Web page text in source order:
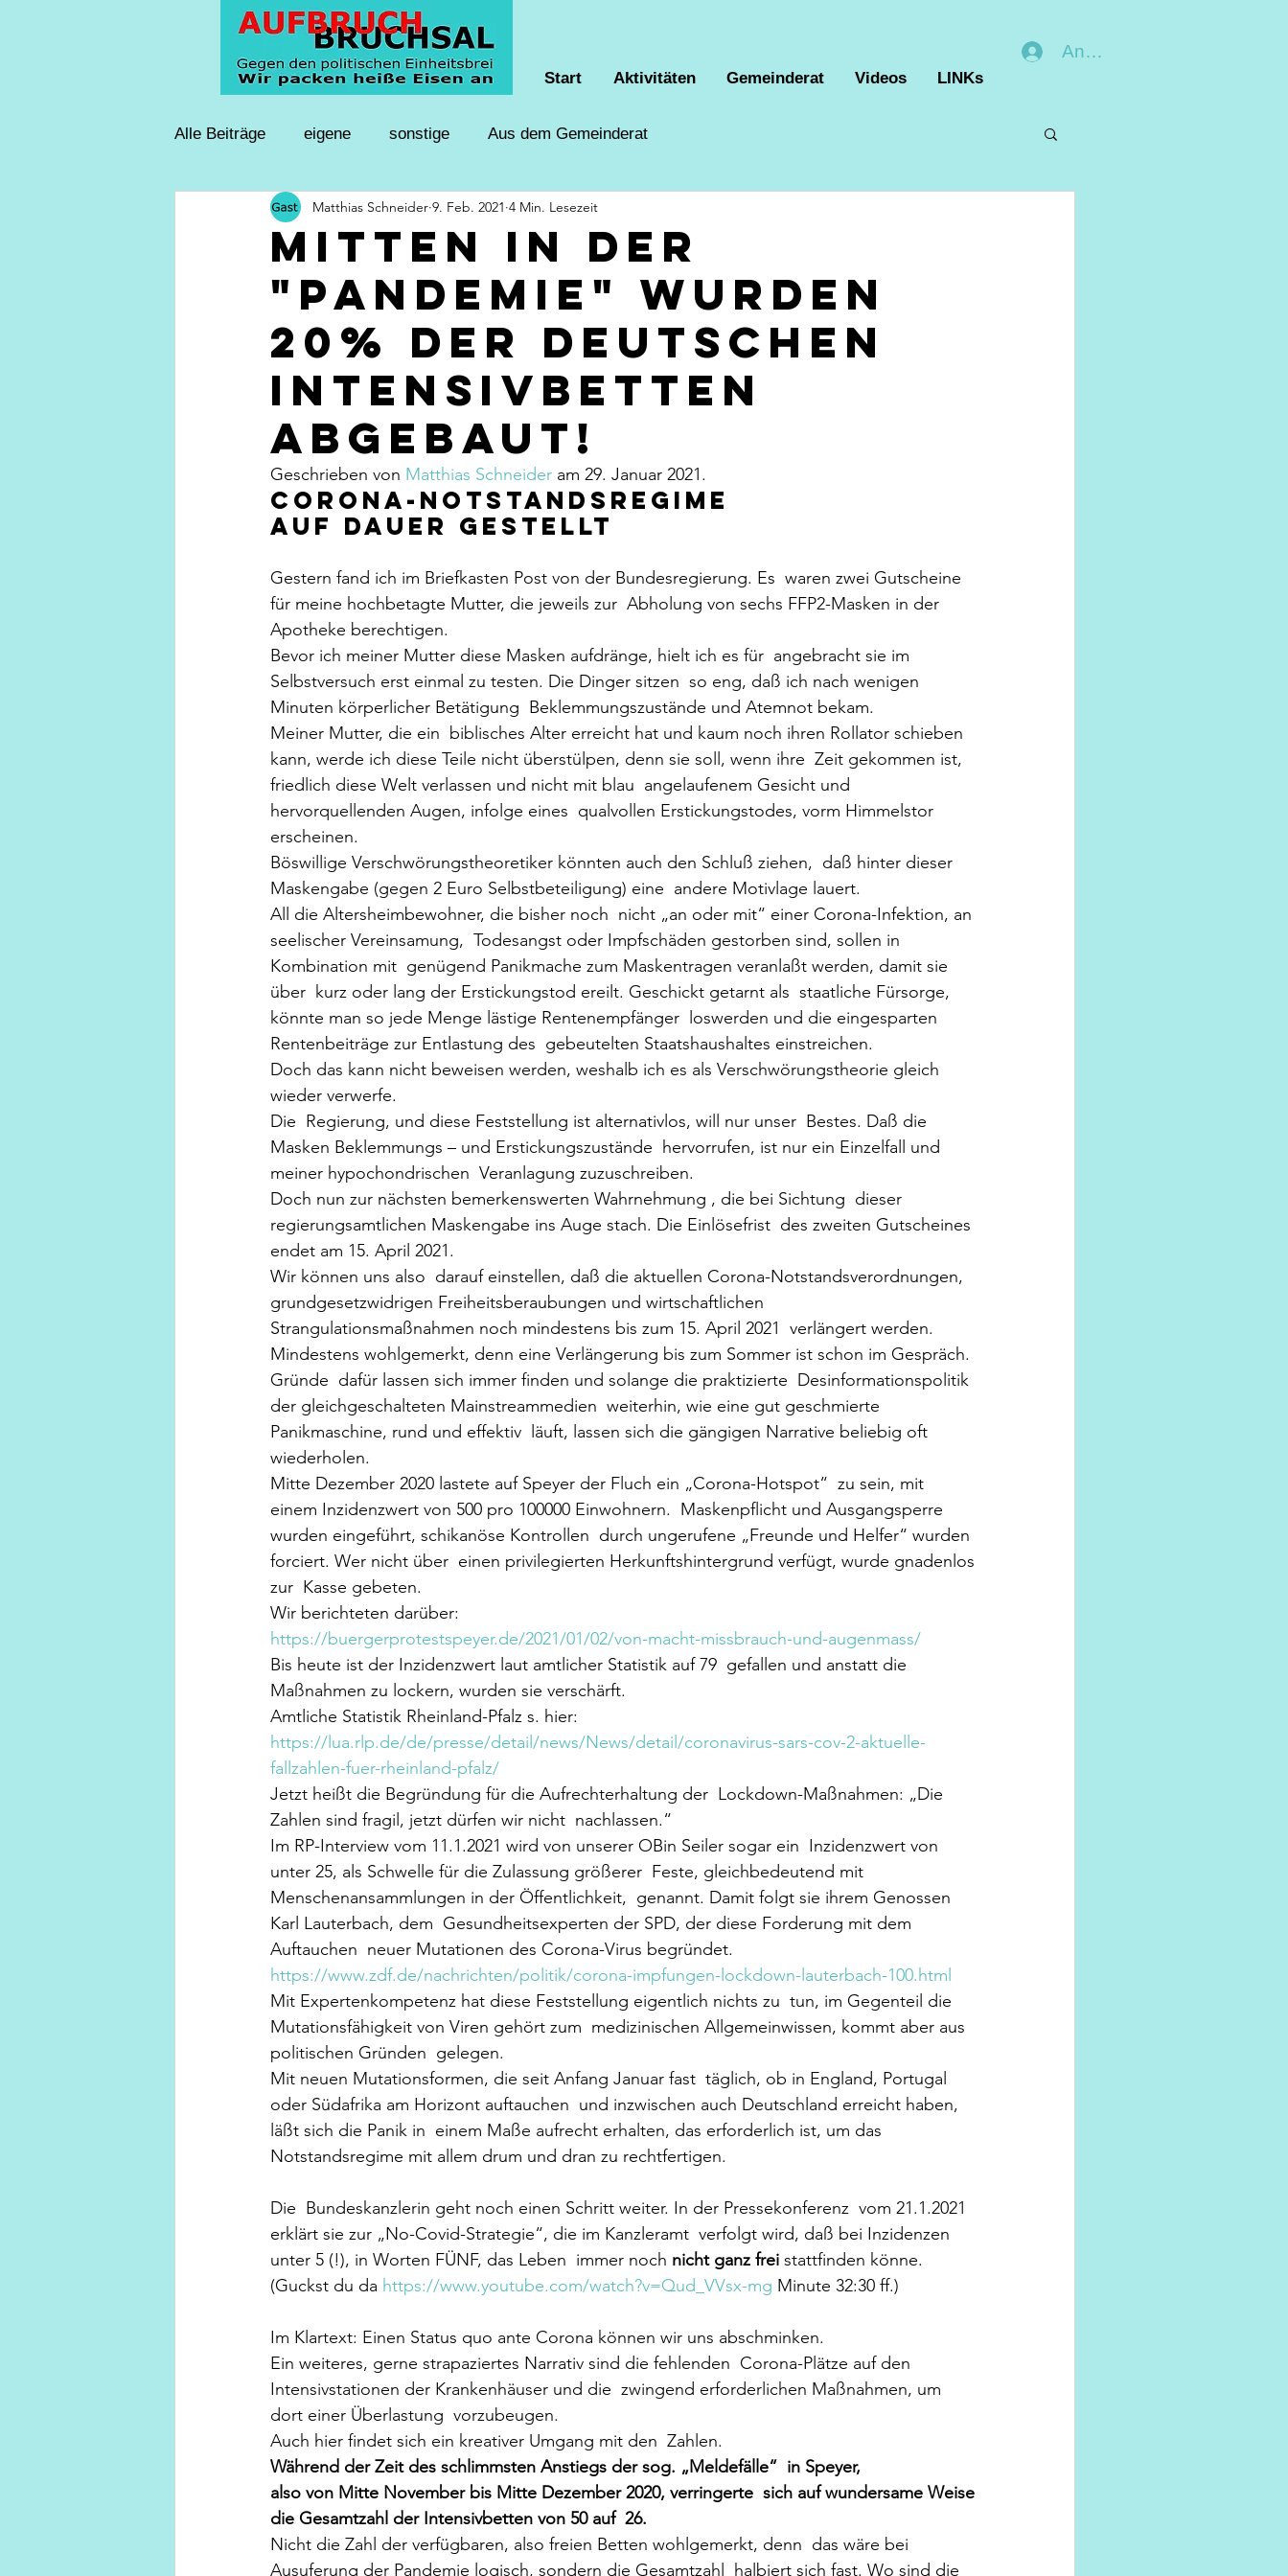
Start Aktivitäten Gemeinderat Videos LINKs
Anmelden
Alle Beiträge eigene sonstige Aus dem Gemeinderat
Mitten in der
"Pandemie" wurden
20% der deutschen
Intensivbetten
abgebaut!
Matthias Schneider 9. Feb. 2021 4 Min. Lesezeit
Geschrieben von Matthias Schneider am 29. Januar 2021.
Corona-Notstandsregime
auf Dauer gestellt
Gestern fand ich im Briefkasten Post von der Bundesregierung. Es  waren zwei Gutscheine
für meine hochbetagte Mutter, die jeweils zur  Abholung von sechs FFP2-Masken in der
Apotheke berechtigen.
Bevor ich meiner Mutter diese Masken aufdränge, hielt ich es für  angebracht sie im
Selbstversuch erst einmal zu testen. Die Dinger sitzen  so eng, daß ich nach wenigen
Minuten körperlicher Betätigung  Beklemmungszustände und Atemnot bekam.
Meiner Mutter, die ein  biblisches Alter erreicht hat und kaum noch ihren Rollator schieben
kann, werde ich diese Teile nicht überstülpen, denn sie soll, wenn ihre  Zeit gekommen ist,
friedlich diese Welt verlassen und nicht mit blau  angelaufenem Gesicht und
hervorquellenden Augen, infolge eines  qualvollen Erstickungstodes, vorm Himmelstor
erscheinen.
Böswillige Verschwörungstheoretiker könnten auch den Schluß ziehen,  daß hinter dieser
Maskengabe (gegen 2 Euro Selbstbeteiligung) eine  andere Motivlage lauert.
All die Altersheimbewohner, die bisher noch  nicht „an oder mit“ einer Corona-Infektion, an
seelischer Vereinsamung,  Todesangst oder Impfschäden gestorben sind, sollen in
Kombination mit  genügend Panikmache zum Maskentragen veranlaßt werden, damit sie
über  kurz oder lang der Erstickungstod ereilt. Geschickt getarnt als  staatliche Fürsorge,
könnte man so jede Menge lästige Rentenempfänger  loswerden und die eingesparten
Rentenbeiträge zur Entlastung des  gebeutelten Staatshaushaltes einstreichen.
Doch das kann nicht beweisen werden, weshalb ich es als Verschwörungstheorie gleich
wieder verwerfe.
Die  Regierung, und diese Feststellung ist alternativlos, will nur unser  Bestes. Daß die
Masken Beklemmungs – und Erstickungszustände  hervorrufen, ist nur ein Einzelfall und
meiner hypochondrischen  Veranlagung zuzuschreiben.
Doch nun zur nächsten bemerkenswerten Wahrnehmung , die bei Sichtung  dieser
regierungsamtlichen Maskengabe ins Auge stach. Die Einlösefrist  des zweiten Gutscheines
endet am 15. April 2021.
Wir können uns also  darauf einstellen, daß die aktuellen Corona-Notstandsverordnungen,
grundgesetzwidrigen Freiheitsberaubungen und wirtschaftlichen
Strangulationsmaßnahmen noch mindestens bis zum 15. April 2021  verlängert werden.
Mindestens wohlgemerkt, denn eine Verlängerung bis zum Sommer ist schon im Gespräch.
Gründe  dafür lassen sich immer finden und solange die praktizierte  Desinformationspolitik
der gleichgeschalteten Mainstreammedien  weiterhin, wie eine gut geschmierte
Panikmaschine, rund und effektiv  läuft, lassen sich die gängigen Narrative beliebig oft
wiederholen.
Mitte Dezember 2020 lastete auf Speyer der Fluch ein „Corona-Hotspot“  zu sein, mit
einem Inzidenzwert von 500 pro 100000 Einwohnern.  Maskenpflicht und Ausgangsperre
wurden eingeführt, schikanöse Kontrollen  durch ungerufene „Freunde und Helfer“ wurden
forciert. Wer nicht über  einen privilegierten Herkunftshintergrund verfügt, wurde gnadenlos
zur  Kasse gebeten.
Wir berichteten darüber:
https://buergerprotestspeyer.de/2021/01/02/von-macht-missbrauch-und-augenmass/
Bis heute ist der Inzidenzwert laut amtlicher Statistik auf 79  gefallen und anstatt die
Maßnahmen zu lockern, wurden sie verschärft.
Amtliche Statistik Rheinland-Pfalz s. hier:
https://lua.rlp.de/de/presse/detail/news/News/detail/coronavirus-sars-cov-2-aktuelle-
fallzahlen-fuer-rheinland-pfalz/
Jetzt heißt die Begründung für die Aufrechterhaltung der  Lockdown-Maßnahmen: „Die
Zahlen sind fragil, jetzt dürfen wir nicht  nachlassen.“
Im RP-Interview vom 11.1.2021 wird von unserer OBin Seiler sogar ein  Inzidenzwert von
unter 25, als Schwelle für die Zulassung größerer  Feste, gleichbedeutend mit
Menschenansammlungen in der Öffentlichkeit,  genannt. Damit folgt sie ihrem Genossen
Karl Lauterbach, dem  Gesundheitsexperten der SPD, der diese Forderung mit dem
Auftauchen  neuer Mutationen des Corona-Virus begründet.
https://www.zdf.de/nachrichten/politik/corona-impfungen-lockdown-lauterbach-100.html
Mit Expertenkompetenz hat diese Feststellung eigentlich nichts zu  tun, im Gegenteil die
Mutationsfähigkeit von Viren gehört zum  medizinischen Allgemeinwissen, kommt aber aus
politischen Gründen  gelegen.
Mit neuen Mutationsformen, die seit Anfang Januar fast  täglich, ob in England, Portugal
oder Südafrika am Horizont auftauchen  und inzwischen auch Deutschland erreicht haben,
läßt sich die Panik in  einem Maße aufrecht erhalten, das erforderlich ist, um das
Notstandsregime mit allem drum und dran zu rechtfertigen.
Die  Bundeskanzlerin geht noch einen Schritt weiter. In der Pressekonferenz  vom 21.1.2021
erklärt sie zur „No-Covid-Strategie“, die im Kanzleramt  verfolgt wird, daß bei Inzidenzen
unter 5 (!), in Worten FÜNF, das Leben  immer noch nicht ganz frei stattfinden könne.
(Guckst du da https://www.youtube.com/watch?v=Qud_VVsx-mg Minute 32:30 ff.)
Im Klartext: Einen Status quo ante Corona können wir uns abschminken.
Ein weiteres, gerne strapaziertes Narrativ sind die fehlenden  Corona-Plätze auf den
Intensivstationen der Krankenhäuser und die  zwingend erforderlichen Maßnahmen, um
dort einer Überlastung  vorzubeugen.
Auch hier findet sich ein kreativer Umgang mit den  Zahlen.
Während der Zeit des schlimmsten Anstiegs der sog. „Meldefälle“  in Speyer,
also von Mitte November bis Mitte Dezember 2020, verringerte  sich auf wundersame Weise
die Gesamtzahl der Intensivbetten von 50 auf  26.
Nicht die Zahl der verfügbaren, also freien Betten wohlgemerkt, denn  das wäre bei
Ausuferung der Pandemie logisch, sondern die Gesamtzahl  halbiert sich fast. Wo sind die